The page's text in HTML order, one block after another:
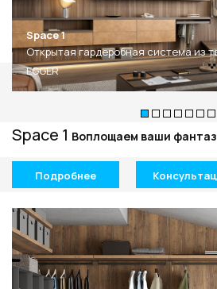
Space 1 Воплощаем ваши
Space 1
Открытая гардеробная система из
EGGER
Подробнее
+7 495 662 87 32
salon@miksal.ru
г. Москва, ул. Бутырский Вал,
пн-сб 10:00 - 20:00 (вс 10:00 -
(9.05 -выходной)
Посмотреть на карте
Телефон: +7 495 662-87-32
Email:salon@miksal.ru